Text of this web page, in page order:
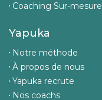
Coaching Sur-mesure
Yapuka
Notre méthode
À propos de nous
Yapuka recrute
Nos coachs